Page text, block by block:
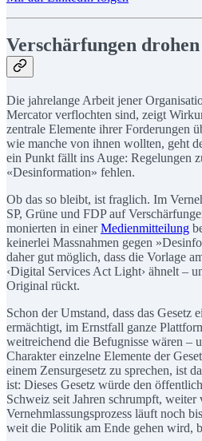
Verschärfungen drohen
Die jahrelange Arbeit jener
Mercator verflochten sind, zeigt
zentrale Elemente ihrer Forderungen
wie manche von ihnen wollten, geht
ein Punkt fällt ins Auge: Regelungen
«Desinformation» fehlen.
Ob das so bleibt, ist fraglich. Im
SP, Grüne und FDP auf
monierten in einerMedienmitteilung
keinerlei Massnahmen gegen
daher gut möglich, dass die Vorlage
‹Digital Services Act Light› ähnelt –
Original rückt.
Schon der Umstand, dass das Gesetz
ermächtigt, im Ernstfall ganze
weitreichend die Befugnisse wären –
Charakter einzelne Elemente der
einem Zensurgesetz zu sprechen, ist
ist: Dieses Gesetz würde den
Schweiz seit Jahren schrumpft, weiter
Vernehmlassungsprozess läuft noch
weit die Politik am Ende gehen wird,